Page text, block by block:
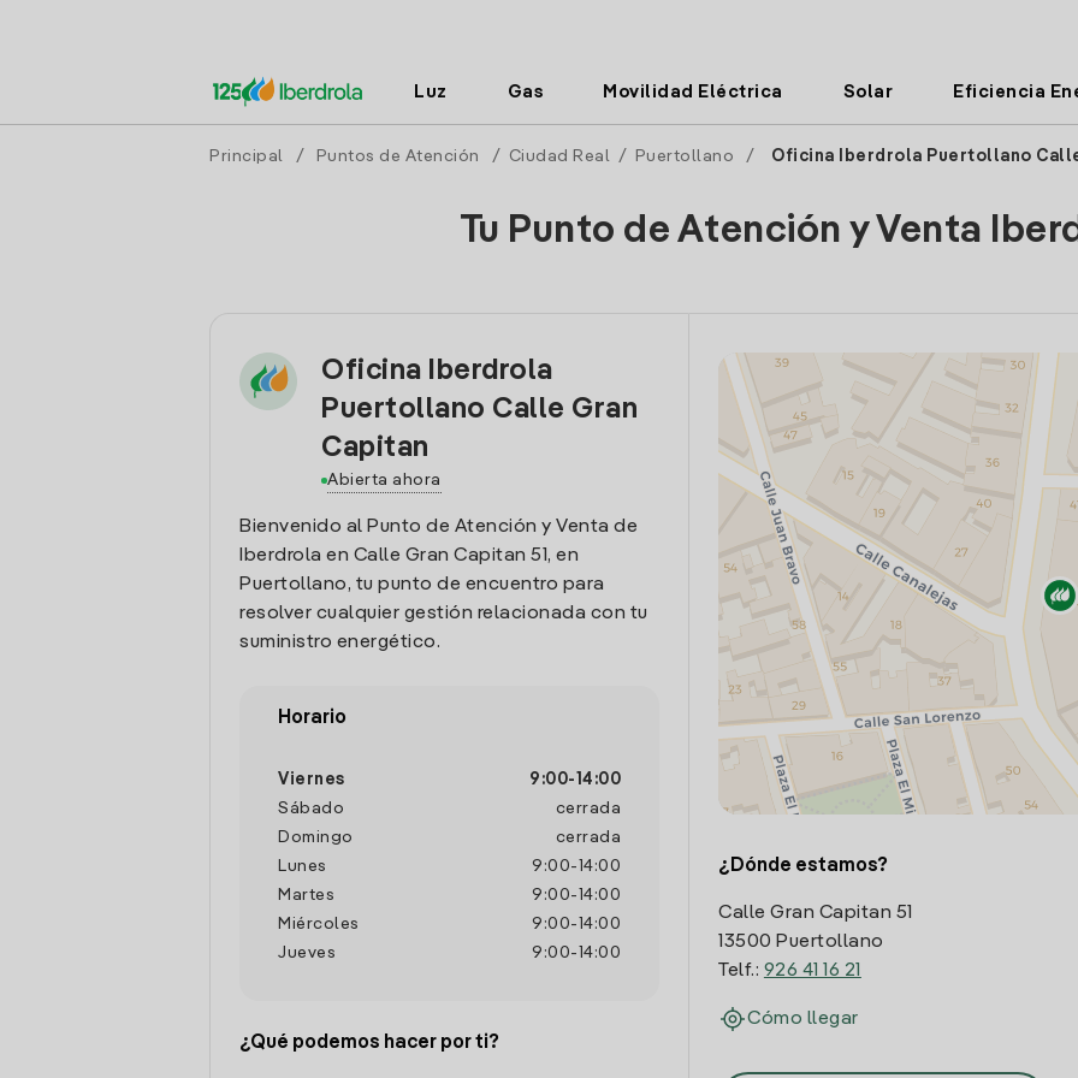
Luz Gas Movilidad Eléctrica Solar Eficiencia
Principal / Puntos de Atención / Ciudad Real / Puertollano / Oficina Iberdrola Puertollano
Tu Punto de Atención y Venta
Oficina Iberdrola
Puertollano Calle Gran
Capitan
Abierta ahora
Bienvenido al Punto de Atención y Venta de
Iberdrola en Calle Gran Capitan 51, en
Puertollano, tu punto de encuentro para
resolver cualquier gestión relacionada con tu
suministro energético.
Horario
Viernes 9:00- 14:00
Sábado
cerrada
Domingo
cerrada
Lunes
9:00- 14:00
Martes
9:00- 14:00
Miércoles
9:00- 14:00
Jueves
9:00- 14:00
¿Qué podemos hacer por ti?
¿Dónde estamos?
Calle Gran Capitan 51
13500 Puertollano
Telf.: 926 41 16 21
Cómo llegar